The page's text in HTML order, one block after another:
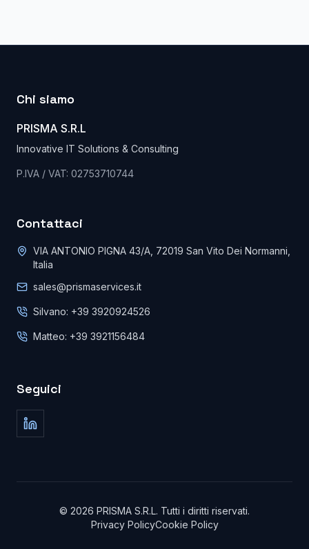
Chi siamo
PRISMA S.R.L
Innovative IT Solutions & Consulting
P.IVA / VAT: 02753710744
Contattaci
VIA ANTONIO PIGNA 43/A, 72019 San Vito Dei Normanni,
Italia
sales@prismaservices.it
Silvano: +39 3920924526
Matteo: +39 3921156484
Seguici
© 2026 PRISMA S.R.L. Tutti i diritti riservati.
Privacy PolicyCookie Policy